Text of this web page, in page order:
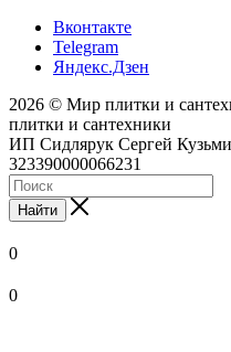
Вконтакте
Telegram
Яндекс.Дзен
2026 © Мир плитки и
плитки и сантехники
ИП Сидлярук Сергей
323390000066231
Найти
0
0